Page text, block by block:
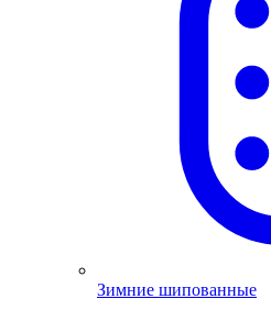
Зимние шипованные